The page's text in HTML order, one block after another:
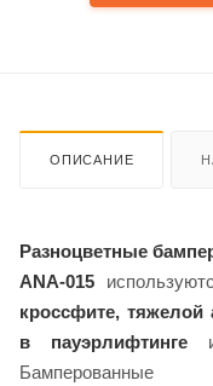
ОПИСАНИЕ
Разноцветные
ANA-015
кроссфите, тяжелой
в пауэрлифтингеи